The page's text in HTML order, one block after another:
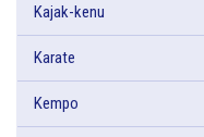
Kajak-kenu
Karate
Kempo